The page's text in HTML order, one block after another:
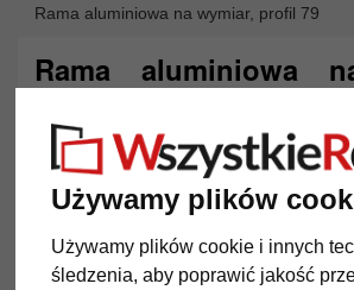
Używamy plików
Używamy plików cookie i innych
śledzenia, aby poprawić jakość
Rama aluminiowa na wymiar, profil 79
Rama aluminiowa
profil 79